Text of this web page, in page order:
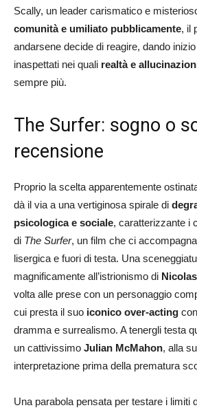
Scally, un leader carismatico e
comunità e umiliato pubblicamente, il
andarsene decide di reagire, dando
inaspettati nei quali realtà e
sempre più.
The Surfer: sogno o
recensione
Proprio la scelta apparentemente
dà il via a una vertiginosa spirale di
psicologica e sociale, caratterizzante i
di The Surfer, un film che ci
lisergica e fuori di testa. Una
magnificamente all’istrionismo di
volta alle prese con un personaggio
cui presta il suo iconico over-acting
dramma e surrealismo. A tenergli testa
un cattivissimo Julian McMahon, alla
interpretazione prima della prematura
Una parabola pensata per testare i limiti